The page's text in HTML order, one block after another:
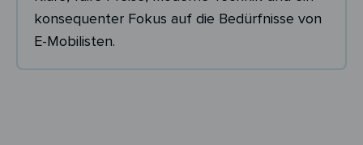
konsequenter Fokus auf die Bedürfnisse von
E-Mobilisten.